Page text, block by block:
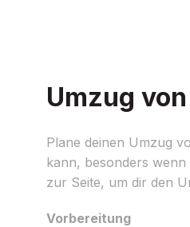
Umzug
Plane deinen Umzug
kann, besonders
zur Seite, um dir den
Vorbereitung